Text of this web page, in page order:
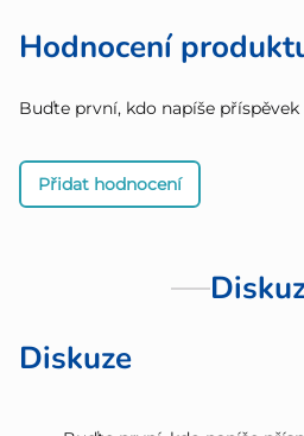
Hodnocení
Buďte první, kdo napíše
Přidat hodnocení
Diskuze